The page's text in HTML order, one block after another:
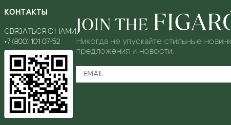
КОНТАКТЫ
СВЯЗАТЬСЯ С НАМИ
+7 (800) 101 07-52
JOIN THE
Никогда не упускайте стильные
предложения и новости.